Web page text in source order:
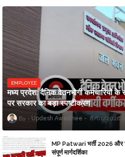
EMPLOYEE
मध्य प्रदेश: दैनिक वेतनभोगी कर्मचारियों के
पर सरकार का बड़ा स्पष्टीकरण
Updesh Awasthee 8/01/2026
MP Patwari भर्ती 2026 और
संपूर्ण मार्गदर्शिका